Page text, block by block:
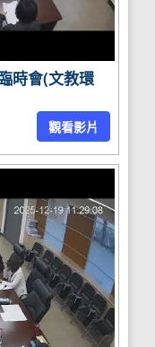
時會(文教環
觀看影片